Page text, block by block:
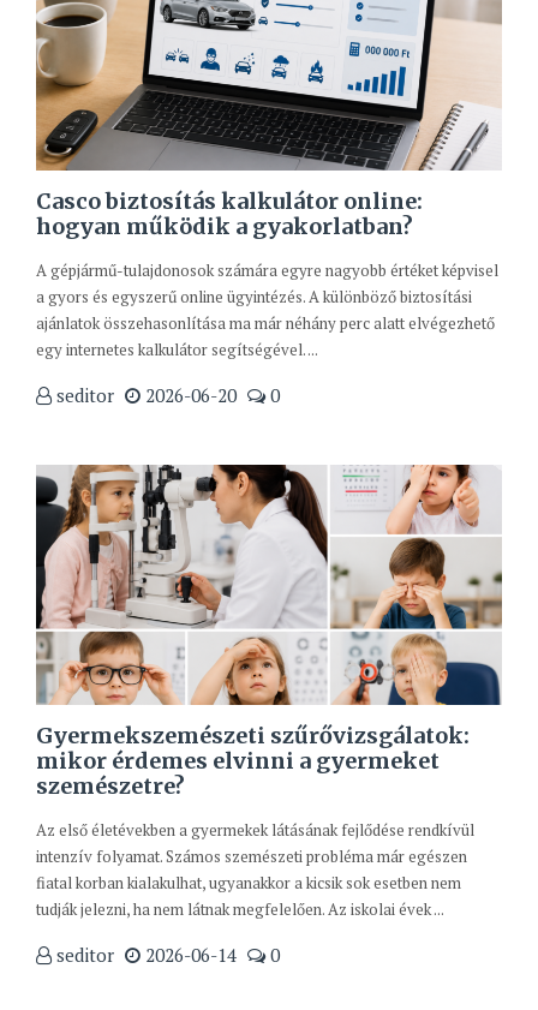
Casco biztosítás kalkulátor online:
hogyan működik a gyakorlatban?
A gépjármű-tulajdonosok számára egyre nagyobb értéket képvisel
a gyors és egyszerű online ügyintézés. A különböző biztosítási
ajánlatok összehasonlítása ma már néhány perc alatt elvégezhető
egy internetes kalkulátor segítségével. ...
seditor 2026-06-20 0
Gyermekszemészeti szűrővizsgálatok:
mikor érdemes elvinni a gyermeket
szemészetre?
Az első életévekben a gyermekek látásának fejlődése rendkívül
intenzív folyamat. Számos szemészeti probléma már egészen
fiatal korban kialakulhat, ugyanakkor a kicsik sok esetben nem
tudják jelezni, ha nem látnak megfelelően. Az iskolai évek ...
seditor 2026-06-14 0